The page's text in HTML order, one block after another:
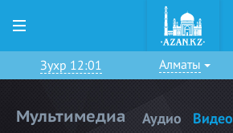
Зухр 12:01 Алматы
Мультимедиа Аудио Видео